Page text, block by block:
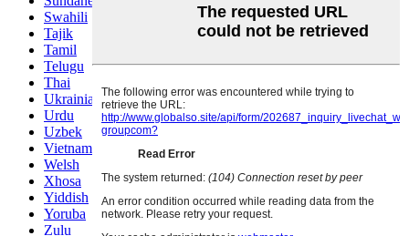
Swahili
Tajik
Tamil
Telugu
Thai
Ukrainian
Urdu
Uzbek
Vietnamese
Welsh
Xhosa
Yiddish
Yoruba
Zulu